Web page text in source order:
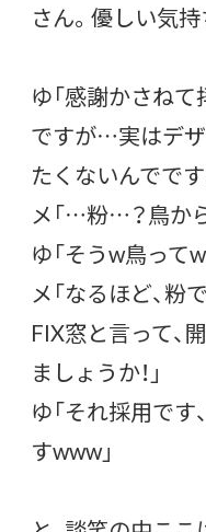
さん。優しい気
ゆ「感謝かさね
ですが…実はデ
たくないんでで
メ「…粉…？鳥か
ゆ「そうw鳥って
メ「なるほど、
FIX窓と言って、
ましょうか！」
ゆ「それ採用で
すwww」